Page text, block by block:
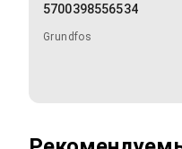
5700398556534
Grundfos